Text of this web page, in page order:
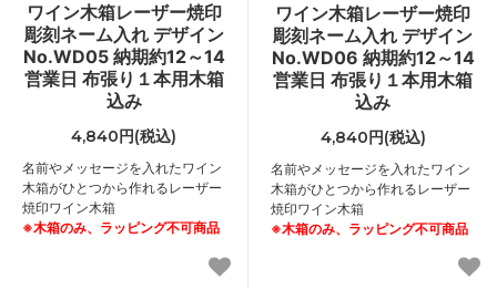
ワイン木箱レーザー焼印
彫刻ネーム入れ デザイン
No.WD05 納期約12～14
営業日 布張り１本用木箱
込み
4,840円(税込)
名前やメッセージを入れたワイン
木箱がひとつから作れるレーザー
焼印ワイン木箱
※木箱のみ、ラッピング不可商品
ワイン木箱レーザー焼印
彫刻ネーム入れ デザイン
No.WD06 納期約12～14
営業日 布張り１本用木箱
込み
4,840円(税込)
名前やメッセージを入れたワイン
木箱がひとつから作れるレーザー
焼印ワイン木箱
※木箱のみ、ラッピング不可商品